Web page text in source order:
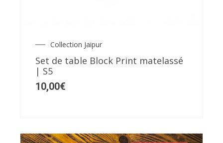
Collection Jaipur
Set de table Block Print matelassé
| S5
10,00€